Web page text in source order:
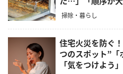
掃除・暮らし
住宅火災を防ぐ
つのスポット”「
「気をつけよう」